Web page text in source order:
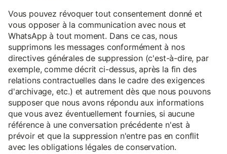
Vous pouvez révoquer tout consentement donné et
vous opposer à la communication avec nous et
WhatsApp à tout moment. Dans ce cas, nous
supprimons les messages conformément à nos
directives générales de suppression (c'est-à-dire, par
exemple, comme décrit ci-dessus, après la fin des
relations contractuelles dans le cadre des exigences
d'archivage, etc.) et autrement dès que nous pouvons
supposer que nous avons répondu aux informations
que vous avez éventuellement fournies, si aucune
référence à une conversation précédente n'est à
prévoir et que la suppression n'entre pas en conflit
avec les obligations légales de conservation.